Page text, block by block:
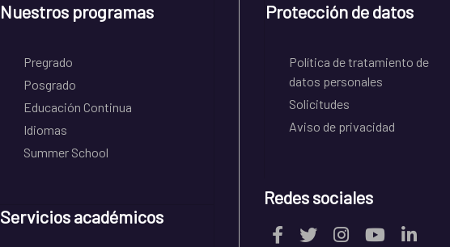
Nuestros programas
Pregrado
Posgrado
Educación Continua
Idiomas
Summer School
Servicios académicos
Protección de datos
Política de tratamiento de
datos personales
Solicitudes
Aviso de privacidad
Redes sociales